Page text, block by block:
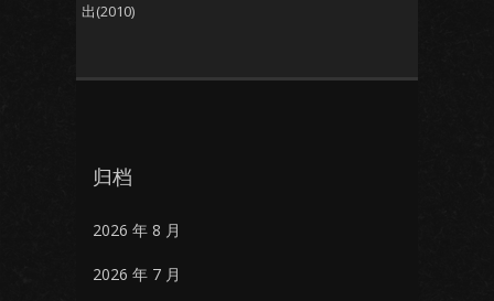
出(2010)
归档
2026 年 8 月
2026 年 7 月